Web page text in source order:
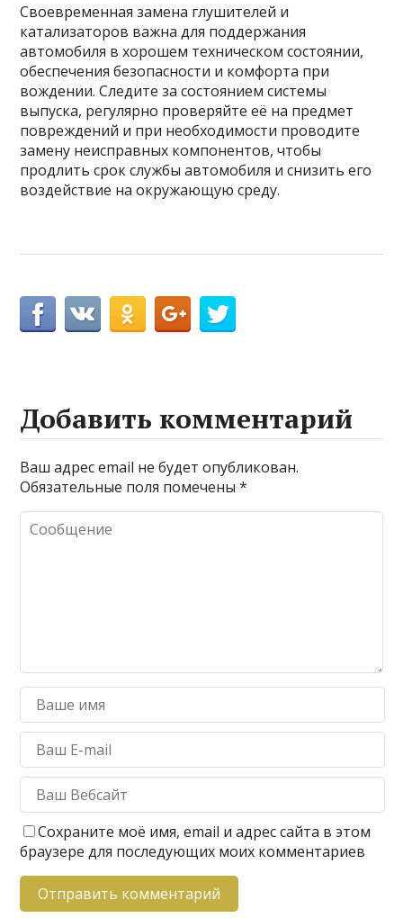
Своевременная замена глушителей и
катализаторов важна для поддержания
автомобиля в хорошем техническом состоянии,
обеспечения безопасности и комфорта при
вождении. Следите за состоянием системы
выпуска, регулярно проверяйте её на предмет
повреждений и при необходимости проводите
замену неисправных компонентов, чтобы
продлить срок службы автомобиля и снизить его
воздействие на окружающую среду.
Добавить комментарий
Ваш адрес email не будет опубликован.
Обязательные поля помечены*
Сохраните моё имя, email и адрес сайта в этом
браузере для последующих моих комментариев